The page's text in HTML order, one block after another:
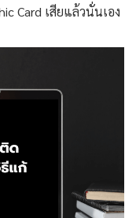
Card เสียแล้วนั่นเอง